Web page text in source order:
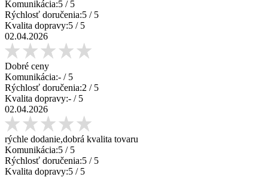
Komunikácia:5 / 5
Rýchlosť doručenia:5 / 5
Kvalita dopravy:5 / 5
02.04.2026
Dobré ceny
Komunikácia:- / 5
Rýchlosť doručenia:2 / 5
Kvalita dopravy:- / 5
02.04.2026
rýchle dodanie,dobrá kvalita tovaru
Komunikácia:5 / 5
Rýchlosť doručenia:5 / 5
Kvalita dopravy:5 / 5